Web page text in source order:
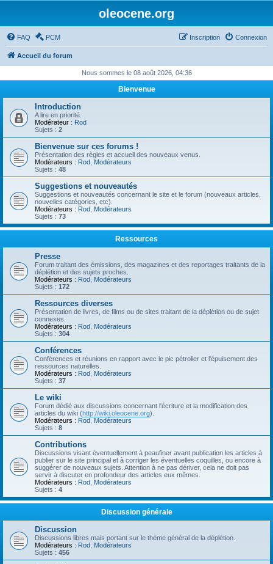
oleocene.org
FAQ PCM Connexion
Inscription
Accueil du forum
Nous sommes le 08 août 2026, 04:36
Bienvenue
Introduction
A lire en priorité.
Modérateur : Rod
Sujets : 2
Bienvenue sur ces forums !
Présentation des règles et accueil des nouveaux venus.
Modérateurs : Rod Modérateurs
Sujets : 48
Suggestions et nouveautés
Suggestions et nouveautés concernant le site et le forum (nouveaux articles,
nouvelles catégories, etc).
Modérateurs : Rod Modérateurs
Sujets : 73
Ressources
Presse
Forum traitant des émissions, des magazines et des reportages traitants de la
déplétion et des sujets proches.
Modérateurs : Rod Modérateurs
Sujets : 172
Ressources diverses
Présentation de livres, de films ou de sites traitant de la déplétion ou de sujet
connexes.
Modérateurs : Rod Modérateurs
Sujets : 304
Conférences
Conférences et réunions en rapport avec le pic pétrolier et l'épuisement des
ressources naturelles.
Modérateurs : Rod Modérateurs
Sujets : 37
Le wiki
Forum dédié aux discussions concernant l'écriture et la modification des
articles du wiki (http://wiki.oleocene.org).
Modérateurs : Rod Modérateurs
Sujets : 8
Contributions
Discussions visant éventuellement à peaufiner avant publication les articles à
publier sur le site principal et à corriger les éventuelles coquilles, ou encore à
suggérer de nouveaux sujets. Attention à ne pas dériver, cela ne doit pas
servir à discuter en profondeur des articles eux mêmes.
Modérateurs : Rod Modérateurs
Sujets : 4
Discussion générale
Discussion
Discussions libres mais portant sur le thème général de la déplétion.
Modérateurs : Rod Modérateurs
Sujets : 456